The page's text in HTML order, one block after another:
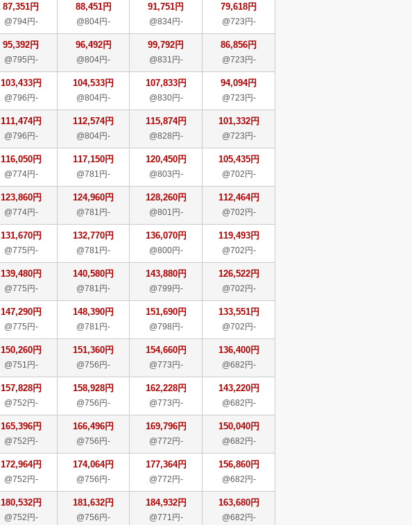
87,351円
@794円-
88,451円
@804円-
91,751円
@834円-
79,618円
@723円-
95,392円
@795円-
96,492円
@804円-
99,792円
@831円-
86,856円
@723円-
103,433円
@796円-
104,533円
@804円-
107,833円
@830円-
94,094円
@723円-
111,474円
@796円-
112,574円
@804円-
115,874円
@828円-
101,332円
@723円-
116,050円
@774円-
117,150円
@781円-
120,450円
@803円-
105,435円
@702円-
123,860円
@774円-
124,960円
@781円-
128,260円
@801円-
112,464円
@702円-
131,670円
@775円-
132,770円
@781円-
136,070円
@800円-
119,493円
@702円-
139,480円
@775円-
140,580円
@781円-
143,880円
@799円-
126,522円
@702円-
147,290円
@775円-
148,390円
@781円-
151,690円
@798円-
133,551円
@702円-
150,260円
@751円-
151,360円
@756円-
154,660円
@773円-
136,400円
@682円-
157,828円
@752円-
158,928円
@756円-
162,228円
@773円-
143,220円
@682円-
165,396円
@752円-
166,496円
@756円-
169,796円
@772円-
150,040円
@682円-
172,964円
@752円-
174,064円
@756円-
177,364円
@772円-
156,860円
@682円-
180,532円
@752円-
181,632円
@756円-
184,932円
@771円-
163,680円
@682円-